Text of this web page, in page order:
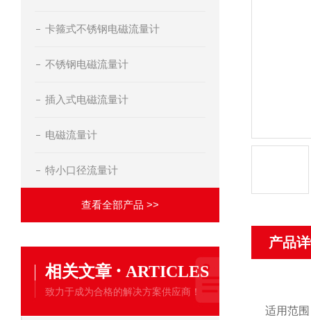
卡箍式不锈钢电磁流量计
不锈钢电磁流量计
插入式电磁流量计
电磁流量计
特小口径流量计
查看全部产品 >>
相关文章 · ARTICLES
致力于成为合格的解决方案供应商！
产品
适用范